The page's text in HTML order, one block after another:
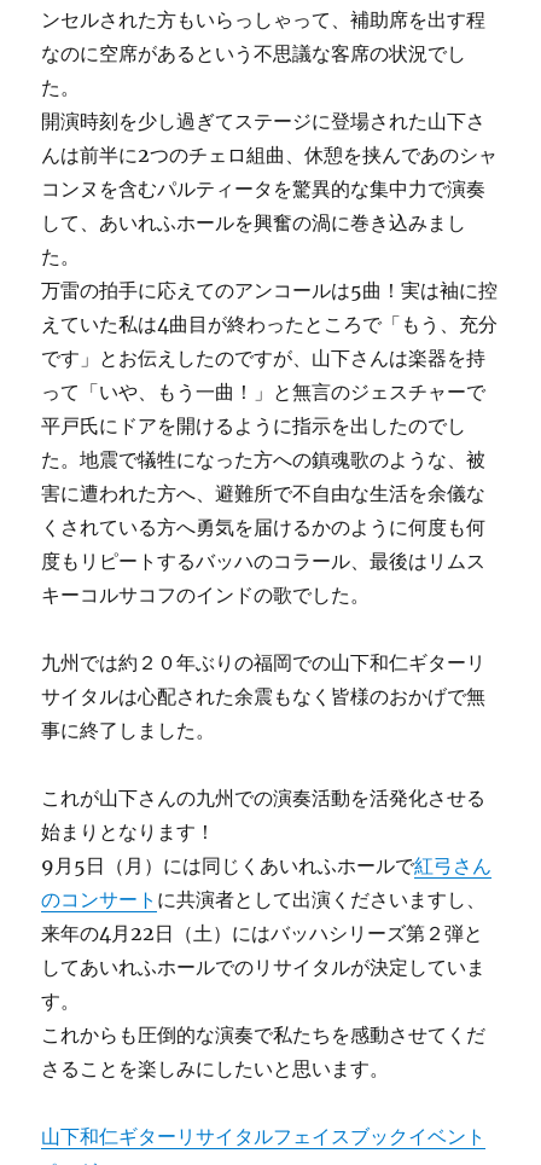
ンセルされた方もいらっしゃって、補助席を出す程
なのに空席があるという不思議な客席の状況でし
た。
開演時刻を少し過ぎてステージに登場された山下さ
んは前半に2つのチェロ組曲、休憩を挟んであのシャ
コンヌを含むパルティータを驚異的な集中力で演奏
して、あいれふホールを興奮の渦に巻き込みまし
た。
万雷の拍手に応えてのアンコールは5曲！実は袖に控
えていた私は4曲目が終わったところで「もう、充分
です」とお伝えしたのですが、山下さんは楽器を持
って「いや、もう一曲！」と無言のジェスチャーで
平戸氏にドアを開けるように指示を出したのでし
た。地震で犠牲になった方への鎮魂歌のような、被
害に遭われた方へ、避難所で不自由な生活を余儀な
くされている方へ勇気を届けるかのように何度も何
度もリピートするバッハのコラール、最後はリムス
キーコルサコフのインドの歌でした。
九州では約２０年ぶりの福岡での山下和仁ギターリ
サイタルは心配された余震もなく皆様のおかげで無
事に終了しました。
これが山下さんの九州での演奏活動を活発化させる
始まりとなります！
9月5日（月）には同じくあいれふホールで紅弓さん
のコンサート に共演者として出演くださいますし、
来年の4月22日（土）にはバッハシリーズ第２弾と
してあいれふホールでのリサイタルが決定していま
す。
これからも圧倒的な演奏で私たちを感動させてくだ
さることを楽しみにしたいと思います。
山下和仁ギターリサイタルフェイスブックイベント